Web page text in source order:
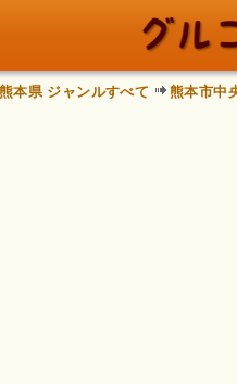
熊本県 ジャンルすべて 熊本市中